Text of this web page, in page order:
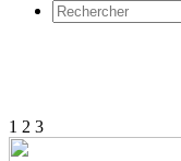
1 2 3